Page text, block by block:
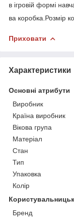
в ігровій формі
ва коробка.Розмір
Приховати
Характеристики
Основні атрибути
Виробник
Країна виробник
Вікова група
Матеріал
Стан
Тип
Упаковка
Колір
Бренд